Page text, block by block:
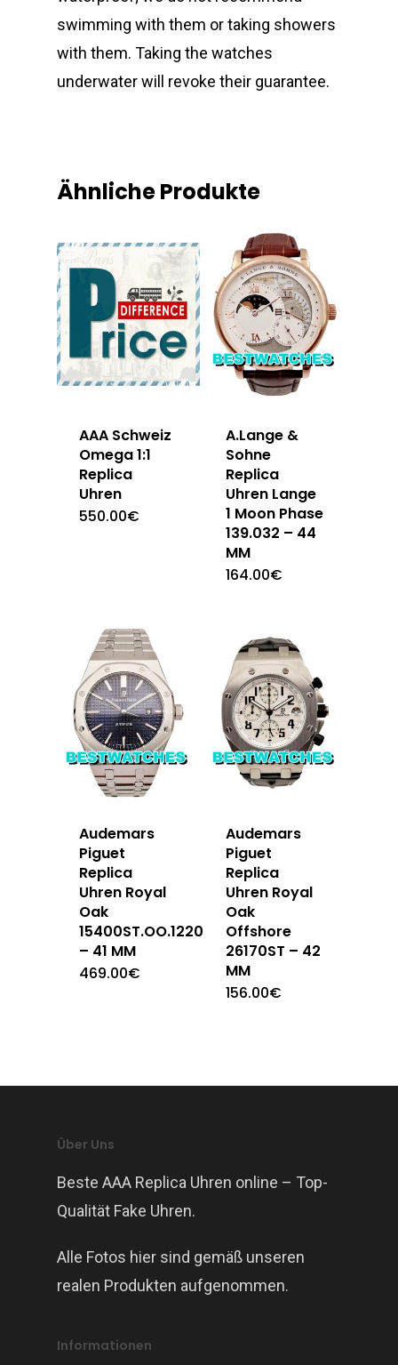
swimming with them or taking showers
with them. Taking the watches
underwater will revoke their guarantee.
Ähnliche Produkte
AAA Schweiz
Omega 1:1
Replica
Uhren
550.00€
A.Lange &
Sohne
Replica
Uhren Lange
1 Moon Phase
139.032 – 44
MM
164.00€
Audemars
Piguet
Replica
Uhren Royal
Oak
15400ST.OO.1220ST.03
– 41 MM
469.00€
Audemars
Piguet
Replica
Uhren Royal
Oak
Offshore
26170ST – 42
MM
156.00€
Über Uns
Beste AAA Replica Uhren online – Top-
Qualität Fake Uhren.
Alle Fotos hier sind gemäß unseren
realen Produkten aufgenommen.
Informationen